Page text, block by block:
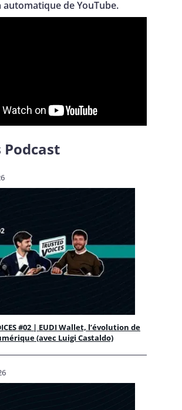
de YouTube.
Podcast
#02 | EUDI Wallet, l’évolution de
(avec Luigi Castaldo)